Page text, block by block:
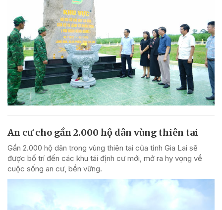
An cư cho gần 2.000 hộ dân vùng thiên tai
Gần 2.000 hộ dân trong vùng thiên tai của tỉnh Gia Lai sẽ
được bố trí đến các khu tái định cư mới, mở ra hy vọng về
cuộc sống an cư, bền vững.